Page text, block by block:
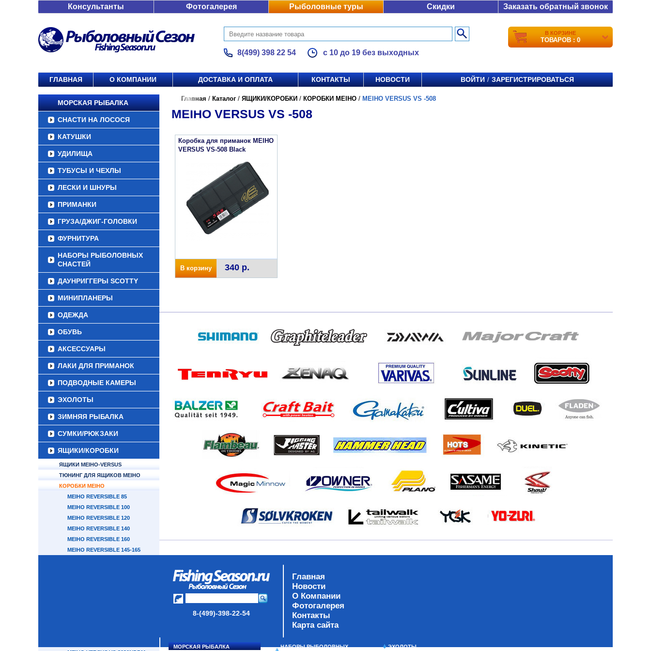
Консультанты Фотогалерея Рыболовные туры Скидки Заказать обратный звонок
8(499) 398 22 54 с 10 до 19 без выходных
В КОРЗИНЕ
ТОВАРОВ : 0
ГЛАВНАЯ О КОМПАНИИ ДОСТАВКА И ОПЛАТА КОНТАКТЫ НОВОСТИ ВОЙТИ / ЗАРЕГИСТРИРОВАТЬСЯ
МОРСКАЯ РЫБАЛКА
СНАСТИ НА ЛОСОСЯ
КАТУШКИ
УДИЛИЩА
ТУБУСЫ И ЧЕХЛЫ
ЛЕСКИ И ШНУРЫ
ПРИМАНКИ
ГРУЗА/ДЖИГ-ГОЛОВКИ
ФУРНИТУРА
НАБОРЫ РЫБОЛОВНЫХ
СНАСТЕЙ
ДАУНРИГГЕРЫ SCOTTY
МИНИПЛАНЕРЫ
ОДЕЖДА
ОБУВЬ
АКСЕССУАРЫ
ЛАКИ ДЛЯ ПРИМАНОК
ПОДВОДНЫЕ КАМЕРЫ
ЭХОЛОТЫ
ЗИМНЯЯ РЫБАЛКА
СУМКИ/РЮКЗАКИ
ЯЩИКИ/КОРОБКИ
ЯЩИКИ MEIHO-VERSUS
ТЮНИНГ ДЛЯ ЯЩИКОВ MEIHO
КОРОБКИ MEIHO
MEIHO REVERSIBLE 85
MEIHO REVERSIBLE 100
MEIHO REVERSIBLE 120
MEIHO REVERSIBLE 140
MEIHO REVERSIBLE 160
MEIHO REVERSIBLE 145-165
Главная / Каталог / ЯЩИКИ/КОРОБКИ / КОРОБКИ MEIHO / MEIHO VERSUS VS -508
MEIHO VERSUS VS -508
Коробка для приманок MEIHO
VERSUS VS-508 Black
В корзину 340 р.
8-(499)-398-22-54
Главная
Новости
О Компании
Фотогалерея
Контакты
Карта сайта
МОРСКАЯ РЫБАЛКА
НАБОРЫ РЫБОЛОВНЫХ
ЭХОЛОТЫ